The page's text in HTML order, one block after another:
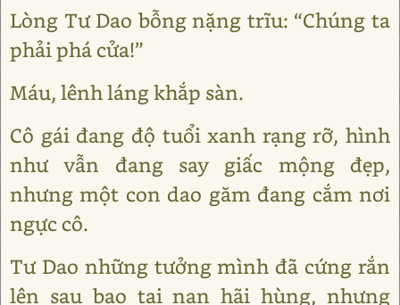
Lòng Tư Dao bỗng nặng trĩu: “Chúng ta
phải phá cửa!”
Máu, lênh láng khắp sàn.
Cô gái đang độ tuổi xanh rạng rỡ, hình
như vẫn đang say giấc mộng đẹp,
nhưng một con dao găm đang cắm nơi
ngực cô.
Tư Dao những tưởng mình đã cứng rắn
lên sau bao tai nạn hãi hùng, nhưng